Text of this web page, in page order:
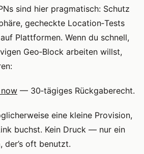
sind hier pragmatisch: Schutz
gecheckte Location‑Tests
Plattformen. Wenn du schnell,
Geo‑Block arbeiten willst,
— 30‑tägiges Rückgaberecht.
eine kleine Provision,
buchst. Kein Druck — nur ein
der’s oft benutzt.